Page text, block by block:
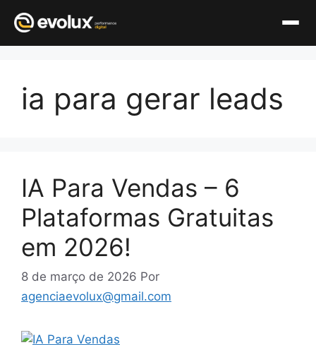
conteúdoia para gerar leads
IA Para Vendas – 6
Plataformas Gratuitas
em 2026!
8 de março de 2026 Por
agenciaevolux@gmail.com